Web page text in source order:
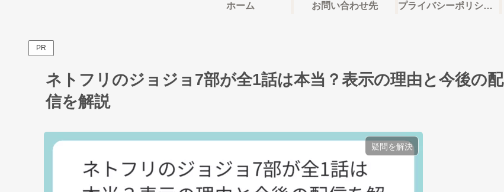
ホーム お問い合わせ先 プライバシーポリシー・免責事項
PR
ネトフリのジョジョ7部が全1話は本当？表示の理由と今後の配
信を解説
疑問を解決